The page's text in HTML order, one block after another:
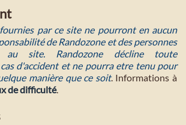
par ce site ne pourront en aucun
de Randozone et des personnes
au site. Randozone décline toute
d'accident et ne pourra etre tenu pour
manière que ce soit. Informations à
de difficulté.